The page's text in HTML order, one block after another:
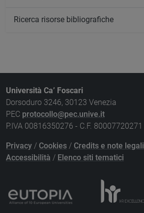
Ricerca risorse bibliografiche
Università Ca’ Foscari
Dorsoduro 3246, 30123 Venezia
PEC protocollo@pec.unive.it
P.IVA 00816350276 - C.F. 80007720271
Privacy / Cookies / Credits e note legali
Accessibilità / Elenco siti tematici